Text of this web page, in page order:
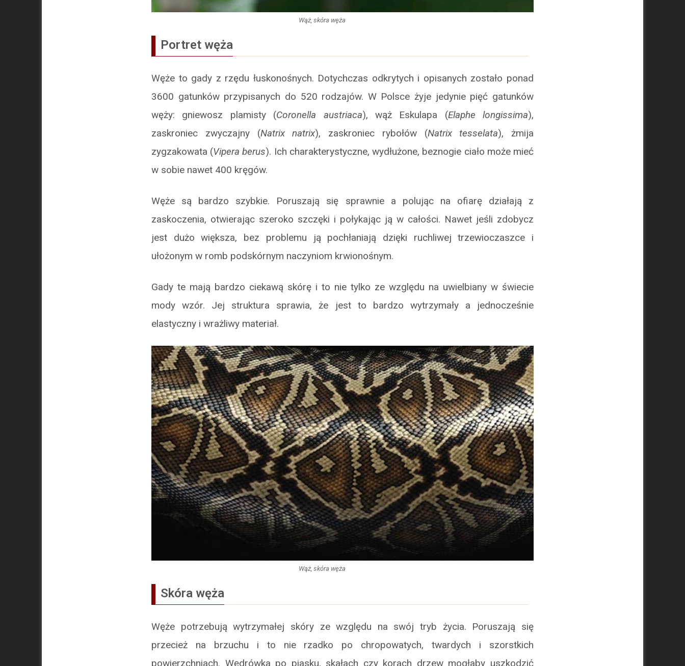
Wąż, skóra węża
Portret węża
Węże to gady z rzędu łuskonośnych. Dotychczas odkrytych i opisanych zostało ponad
3600 gatunków przypisanych do 520 rodzajów. W Polsce żyje jedynie pięć gatunków
węży: gniewosz plamisty (Coronella austriaca), wąż Eskulapa (Elaphe longissima),
zaskroniec zwyczajny (Natrix natrix), zaskroniec rybołów (Natrix tesselata), żmija
zygzakowata (Vipera berus). Ich charakterystyczne, wydłużone, beznogie ciało może mieć
w sobie nawet 400 kręgów.
Węże są bardzo szybkie. Poruszają się sprawnie a polując na ofiarę działają z
zaskoczenia, otwierając szeroko szczęki i połykając ją w całości. Nawet jeśli zdobycz
jest dużo większa, bez problemu ją pochłaniają dzięki ruchliwej trzewioczaszce i
ułożonym w romb podskórnym naczyniom krwionośnym.
Gady te mają bardzo ciekawą skórę i to nie tylko ze względu na uwielbiany w świecie
mody wzór. Jej struktura sprawia, że jest to bardzo wytrzymały a jednocześnie
elastyczny i wrażliwy materiał.
Wąż, skóra węża
Skóra węża
Węże potrzebują wytrzymałej skóry ze względu na swój tryb życia. Poruszają się
przecież na brzuchu i to nie rzadko po chropowatych, twardych i szorstkich
powierzchniach. Wędrówka po piasku, skałach czy korach drzew mogłaby uszkodzić